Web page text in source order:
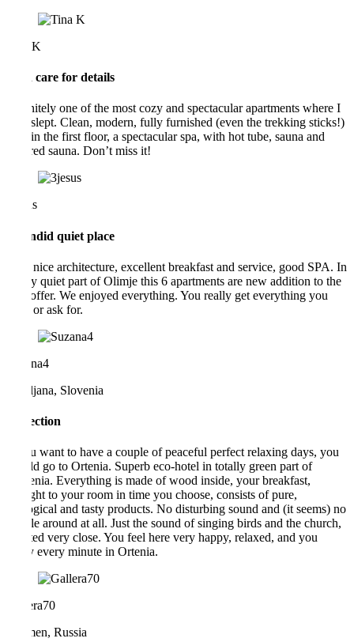
Tina K
High care for details
Definitely one of the most cozy and spectacular apartments where I
ever slept. Clean, modern, fully furnished (even the trekking sticks!)
and, in the first floor, a spectacular spa, with hot tube, sauna and
infrared sauna. Don’t miss it!
3jesus
Splendid quiet place
Very nice architecture, excellent breakfast and service, good SPA. In
a very quiet part of Olimje this 6 apartments are new addition to the
area offer. We enjoyed everything. You really get everything you
need or ask for.
Suzana4
Ljubljana, Slovenia
Perfection
If you want to have a couple of peaceful perfect relaxing days, you
should go to Ortenia. Superb eco-hotel in totally green part of
Slovenia. Everything is made of wood inside, your breakfast,
brought to your room in time you choose, consists of pure,
ecological and tasty products. No disturbing sound and (it seems) no
people around at all. Just the sound of singing birds and the church,
situated very close. You feel here very happy, relaxed, and you
enjoy every minute in Ortenia.
Gallera70
Tyumen, Russia